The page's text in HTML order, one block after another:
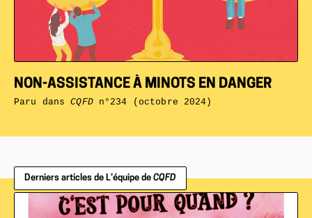
NON-ASSISTANCE À MINOTS EN DANGER
Paru dansCQFDn°234 (octobre 2024)
Derniers articles de L’équipe de CQFD